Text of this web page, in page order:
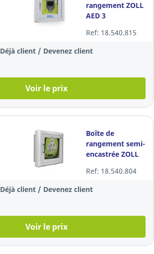
rangement ZOLL
AED 3
encastrée
Ref: 18.540.815
Déjà client / Devenez client
Voir le prix
Boîte de
rangement semi-
encastrée ZOLL
Ref: 18.540.804
Déjà client / Devenez client
Voir le prix